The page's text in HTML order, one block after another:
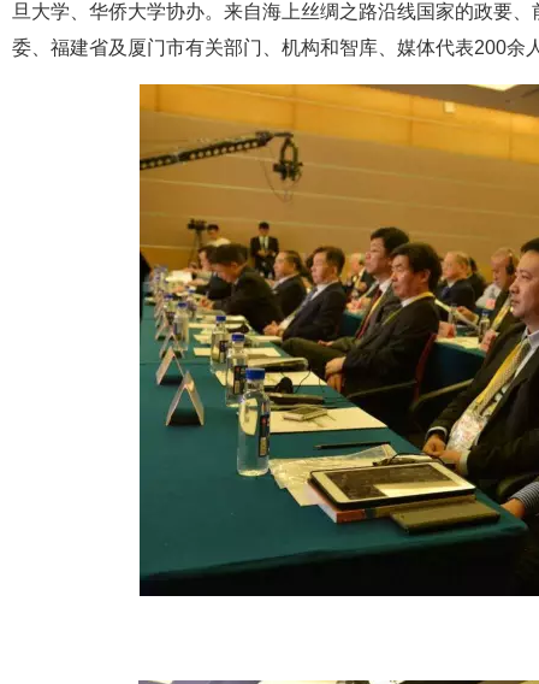
旦大学、华侨大学协办。来自海上丝绸之路沿线国家的政要
委、福建省及厦门市有关部门、机构和智库、媒体代表200余